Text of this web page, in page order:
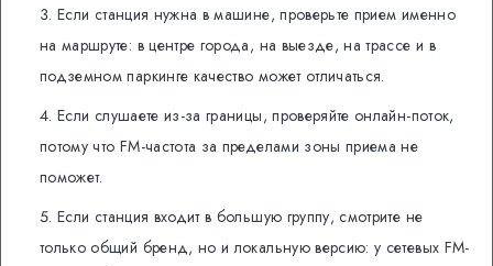
Если станция нужна в машине, проверьте прием именно
на маршруте: в центре города, на выезде, на трассе и в
подземном паркинге качество может отличаться.
Если слушаете из-за границы, проверяйте онлайн-поток,
потому что FM-частота за пределами зоны приема не
поможет.
Если станция входит в большую группу, смотрите не
только общий бренд, но и локальную версию: у сетевых FM-